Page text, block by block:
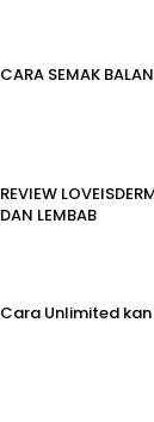
CARA SEMAK
REVIEW
DAN LEMBAB
Cara Unlimited